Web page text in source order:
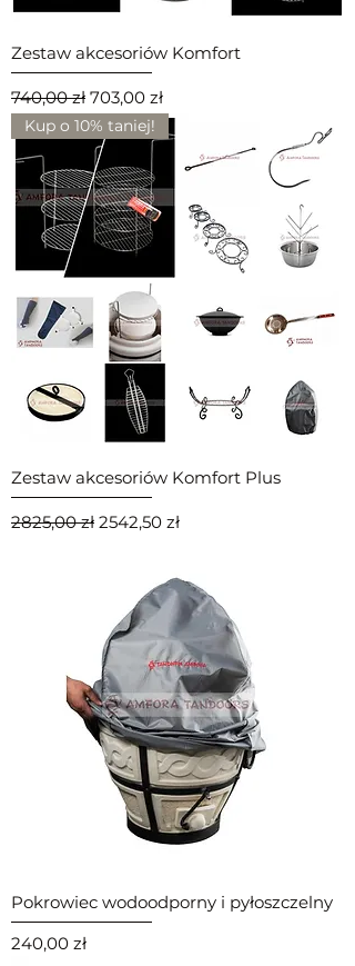
Zestaw akcesoriów Komfort
Regularna cena
740,00 zł Cena rabatowa
703,00 zł
Kup o 10% taniej!
Zestaw akcesoriów Komfort Plus
Regularna cena
2825,00 zł Cena rabatowa
2542,50 zł
Pokrowiec wodoodporny i pyłoszczelny
Cena
240,00 zł